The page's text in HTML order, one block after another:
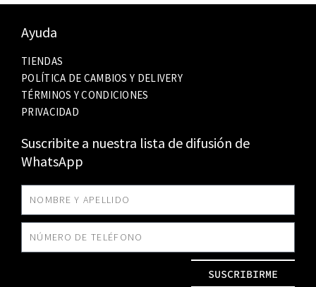
Ayuda
TIENDAS
POLÍTICA DE CAMBIOS Y DELIVERY
TÉRMINOS Y CONDICIONES
PRIVACIDAD
Suscribite a nuestra lista de difusión de
WhatsApp
SUSCRIBIRME